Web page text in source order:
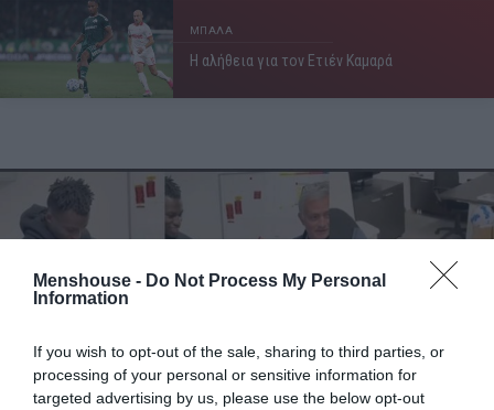
Menshouse - Do Not Process My Personal
Information
If you wish to opt-out of the sale, sharing to third parties, or
processing of your personal or sensitive information for
targeted advertising by us, please use the below opt-out
ΜΠΑΛΑ
Η αλήθεια για τον Ετιέν Καμαρά